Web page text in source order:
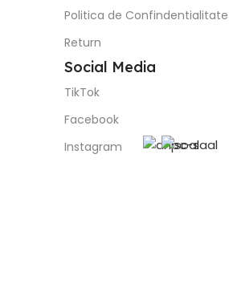
Politica de Confindentialitate
Return
Social Media
TikTok
Facebook
Instagram